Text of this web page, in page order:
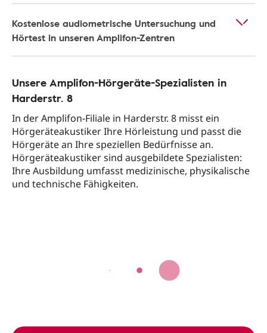
Kostenlose audiometrische Untersuchung und
Hörtest in unseren Amplifon-Zentren
Unsere Amplifon-Hörgeräte-Spezialisten in
Harderstr. 8
In der Amplifon-Filiale in Harderstr. 8 misst ein
Hörgeräteakustiker Ihre Hörleistung und passt die
Hörgeräte an Ihre speziellen Bedürfnisse an.
Hörgeräteakustiker sind ausgebildete Spezialisten:
Ihre Ausbildung umfasst medizinische, physikalische
und technische Fähigkeiten.